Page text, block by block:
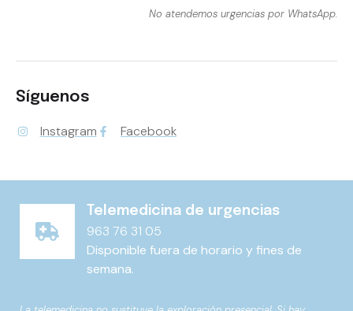
No atendemos urgencias por WhatsApp.
Síguenos
Instagram Facebook
Telemedicina de urgencias
963 76 31 05
Disponible fuera de horario y fines de
semana.